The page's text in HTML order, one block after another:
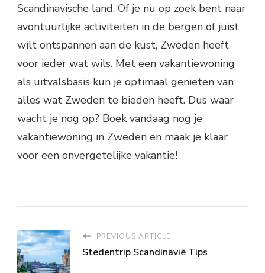
Scandinavische land. Of je nu op zoek bent naar
avontuurlijke activiteiten in de bergen of juist
wilt ontspannen aan de kust, Zweden heeft
voor ieder wat wils. Met een vakantiewoning
als uitvalsbasis kun je optimaal genieten van
alles wat Zweden te bieden heeft. Dus waar
wacht je nog op? Boek vandaag nog je
vakantiewoning in Zweden en maak je klaar
voor een onvergetelijke vakantie!
PREVIOUS ARTICLE
Stedentrip Scandinavië Tips